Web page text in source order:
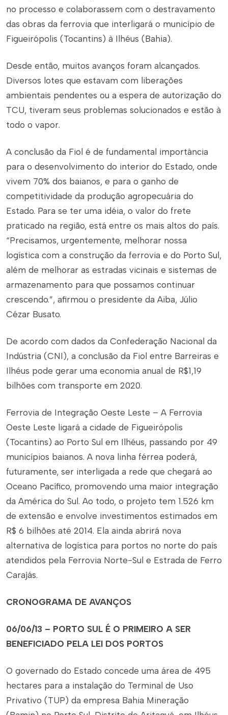
no processo e colaborassem com o destravamento
das obras da ferrovia que interligará o município de
Figueirópolis (Tocantins) à Ilhéus (Bahia).
Desde então, muitos avanços foram alcançados.
Diversos lotes que estavam com liberações
ambientais pendentes ou a espera de autorização do
TCU, tiveram seus problemas solucionados e estão à
todo o vapor.
A conclusão da Fiol é de fundamental importância
para o desenvolvimento do interior do Estado, onde
vivem 70% dos baianos, e para o ganho de
competitividade da produção agropecuária do
Estado. Para se ter uma idéia, o valor do frete
praticado na região, está entre os mais altos do país.
“Precisamos, urgentemente, melhorar nossa
logística com a construção da ferrovia e do Porto Sul,
além de melhorar as estradas vicinais e sistemas de
armazenamento para que possamos continuar
crescendo.”, afirmou o presidente da Aiba, Júlio
Cézar Busato.
De acordo com dados da Confederação Nacional da
Indústria (CNI), a conclusão da Fiol entre Barreiras e
Ilhéus pode gerar uma economia anual de R$1,19
bilhões com transporte em 2020.
Ferrovia de Integração Oeste Leste – A Ferrovia
Oeste Leste ligará a cidade de Figueirópolis
(Tocantins) ao Porto Sul em Ilhéus, passando por 49
municípios baianos. A nova linha férrea poderá,
futuramente, ser interligada a rede que chegará ao
Oceano Pacífico, promovendo uma maior integração
da América do Sul. Ao todo, o projeto tem 1.526 km
de extensão e envolve investimentos estimados em
R$ 6 bilhões até 2014. Ela ainda abrirá nova
alternativa de logística para portos no norte do país
atendidos pela Ferrovia Norte-Sul e Estrada de Ferro
Carajás.
CRONOGRAMA DE AVANÇOS
06/06/13 – PORTO SUL É O PRIMEIRO A SER
BENEFICIADO PELA LEI DOS PORTOS
O governado do Estado concede uma área de 495
hectares para a instalação do Terminal de Uso
Privativo (TUP) da empresa Bahia Mineração